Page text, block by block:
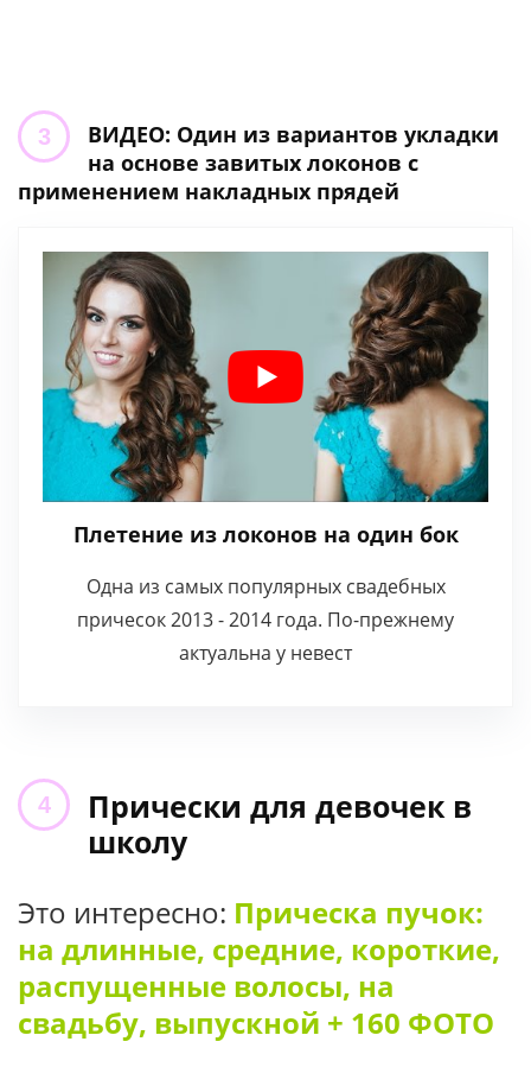
ВИДЕО: Один из вариантов укладки
на основе завитых локонов с
применением накладных прядей
Плетение из локонов на один бок
Одна из самых популярных свадебных
причесок 2013 - 2014 года. По-прежнему
актуальна у невест
Прически для девочек в
школу
Это интересно: Прическа пучок:
на длинные, средние, короткие,
распущенные волосы, на
свадьбу, выпускной + 160 ФОТО